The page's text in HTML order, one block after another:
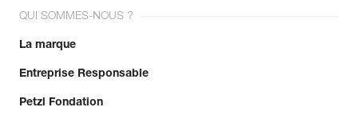
QUI SOMMES-NOUS ?
La marque
Entreprise Responsable
Petzl Fondation